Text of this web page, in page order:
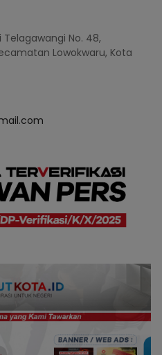
No. 48,
Lowokwaru, Kota